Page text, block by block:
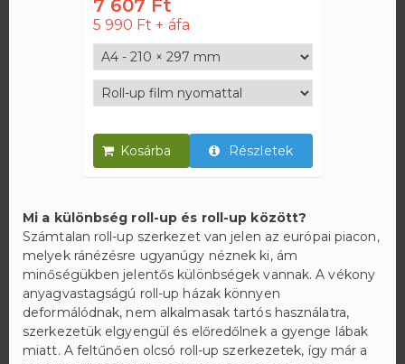
7 607 Ft
5 990 Ft
Részletek
Mi a különbség roll-up és roll-up között?
Számtalan roll-up szerkezet van jelen az európai piacon,
melyek ránézésre ugyanúgy néznek ki, ám
minőségükben jelentős különbségek vannak. A vékony
anyagvastagságú roll-up házak könnyen
deformálódnak, nem alkalmasak tartós használatra,
szerkezetük elgyengül és előredőlnek a gyenge lábak
miatt. A feltűnően olcsó roll-up szerkezetek, így már a